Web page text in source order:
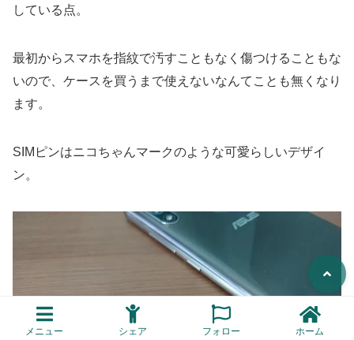
している点。
最初からスマホを指紋で汚すこともなく傷つけることもな
いので、ケースを買うまで使えないなんてことも無くなり
ます。
SIMピンはニコちゃんマークのような可愛らしいデザイ
ン。
メニュー シェア フォロー ホーム